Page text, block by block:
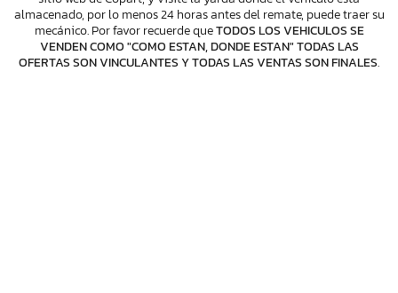
almacenado, por lo menos 24 horas antes del remate, puede traer su
mecánico. Por favor recuerde queTODOS LOS VEHICULOS SE
VENDEN COMO "COMO ESTAN, DONDE ESTAN" TODAS LAS
OFERTAS SON VINCULANTES Y TODAS LAS VENTAS SON FINALES.